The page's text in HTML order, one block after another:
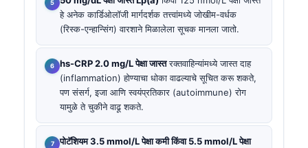
हे अनेक कार्डिओलॉजी मार्गदर्शक तत्त्वांमध्ये जोखीम-वर्धक
(रिस्क-एन्हान्सिंग) वारशाने मिळालेला सूचक मानला जातो.
hs-CRP 2.0 mg/L पेक्षा जास्तरक्तवाहिन्यांमध्ये जास्त दाह
(inflammation) होण्याचा धोका वाढल्याचे सूचित करू शकते,
पण संसर्ग, इजा आणि स्वयंप्रतिकार (autoimmune) रोग
यामुळे ते चुकीने वाढू शकते.
पोटॅशियम 3.5 mmol/L पेक्षा कमी किंवा 5.5 mmol/L पेक्षा